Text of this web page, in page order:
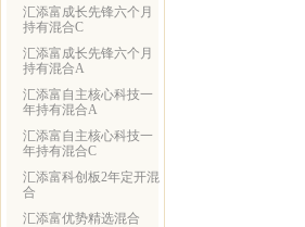
汇添富成长先锋六个月
持有混合C
汇添富成长先锋六个月
持有混合A
汇添富自主核心科技一
年持有混合A
汇添富自主核心科技一
年持有混合C
汇添富科创板2年定开混
合
汇添富优势精选混合